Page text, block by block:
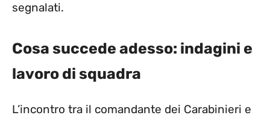
segnalati.
Cosa succede adesso: indagini e
lavoro di squadra
L’incontro tra il comandante dei Carabinieri e